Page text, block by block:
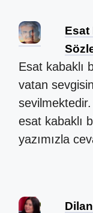
Esat
Esat kabaklı
vatan
esat kabaklı
yazımızla